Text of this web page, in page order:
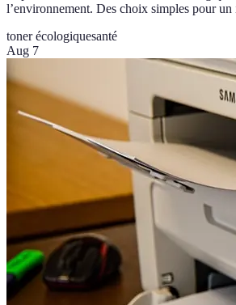
l’environnement. Des choix simples pour un
toner écologiquesanté
Aug 7